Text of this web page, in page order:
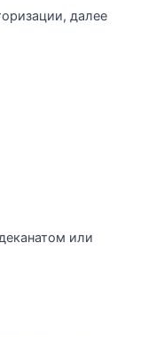
далее
или